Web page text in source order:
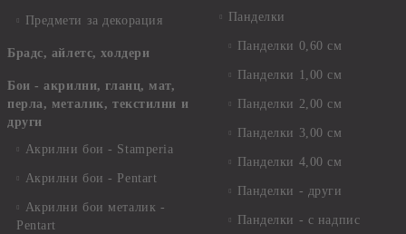
Предмети за декорация
Брадс, айлетс, холдери
Бои - акрилни, гланц, мат,
перла, металик, текстилни и
други
Акрилни бои - Stamperia
Акрилни бои - Pentart
Акрилни бои металик -
Pentart
Панделки
Панделки 0,60 см
Панделки 1,00 см
Панделки 2,00 см
Панделки 3,00 см
Панделки 4,00 см
Панделки - други
Панделки - с надпис